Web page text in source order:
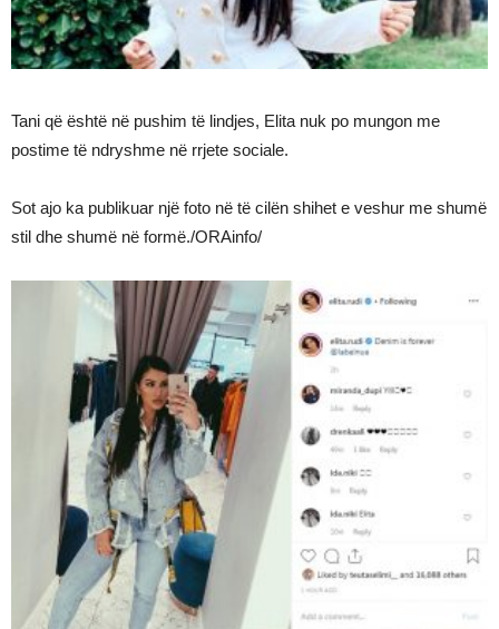
Tani që është në pushim të lindjes, Elita nuk po mungon me
postime të ndryshme në rrjete sociale.
Sot ajo ka publikuar një foto në të cilën shihet e veshur me shumë
stil dhe shumë në formë./ORAinfo/